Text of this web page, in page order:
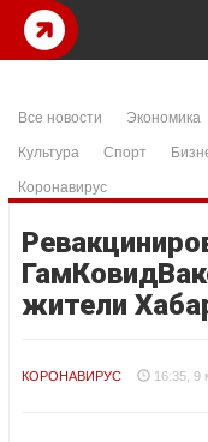
Все новости Экономика
Культура
Спорт
Коронавирус
жители
КОРОНАВИРУС 16:35, 9